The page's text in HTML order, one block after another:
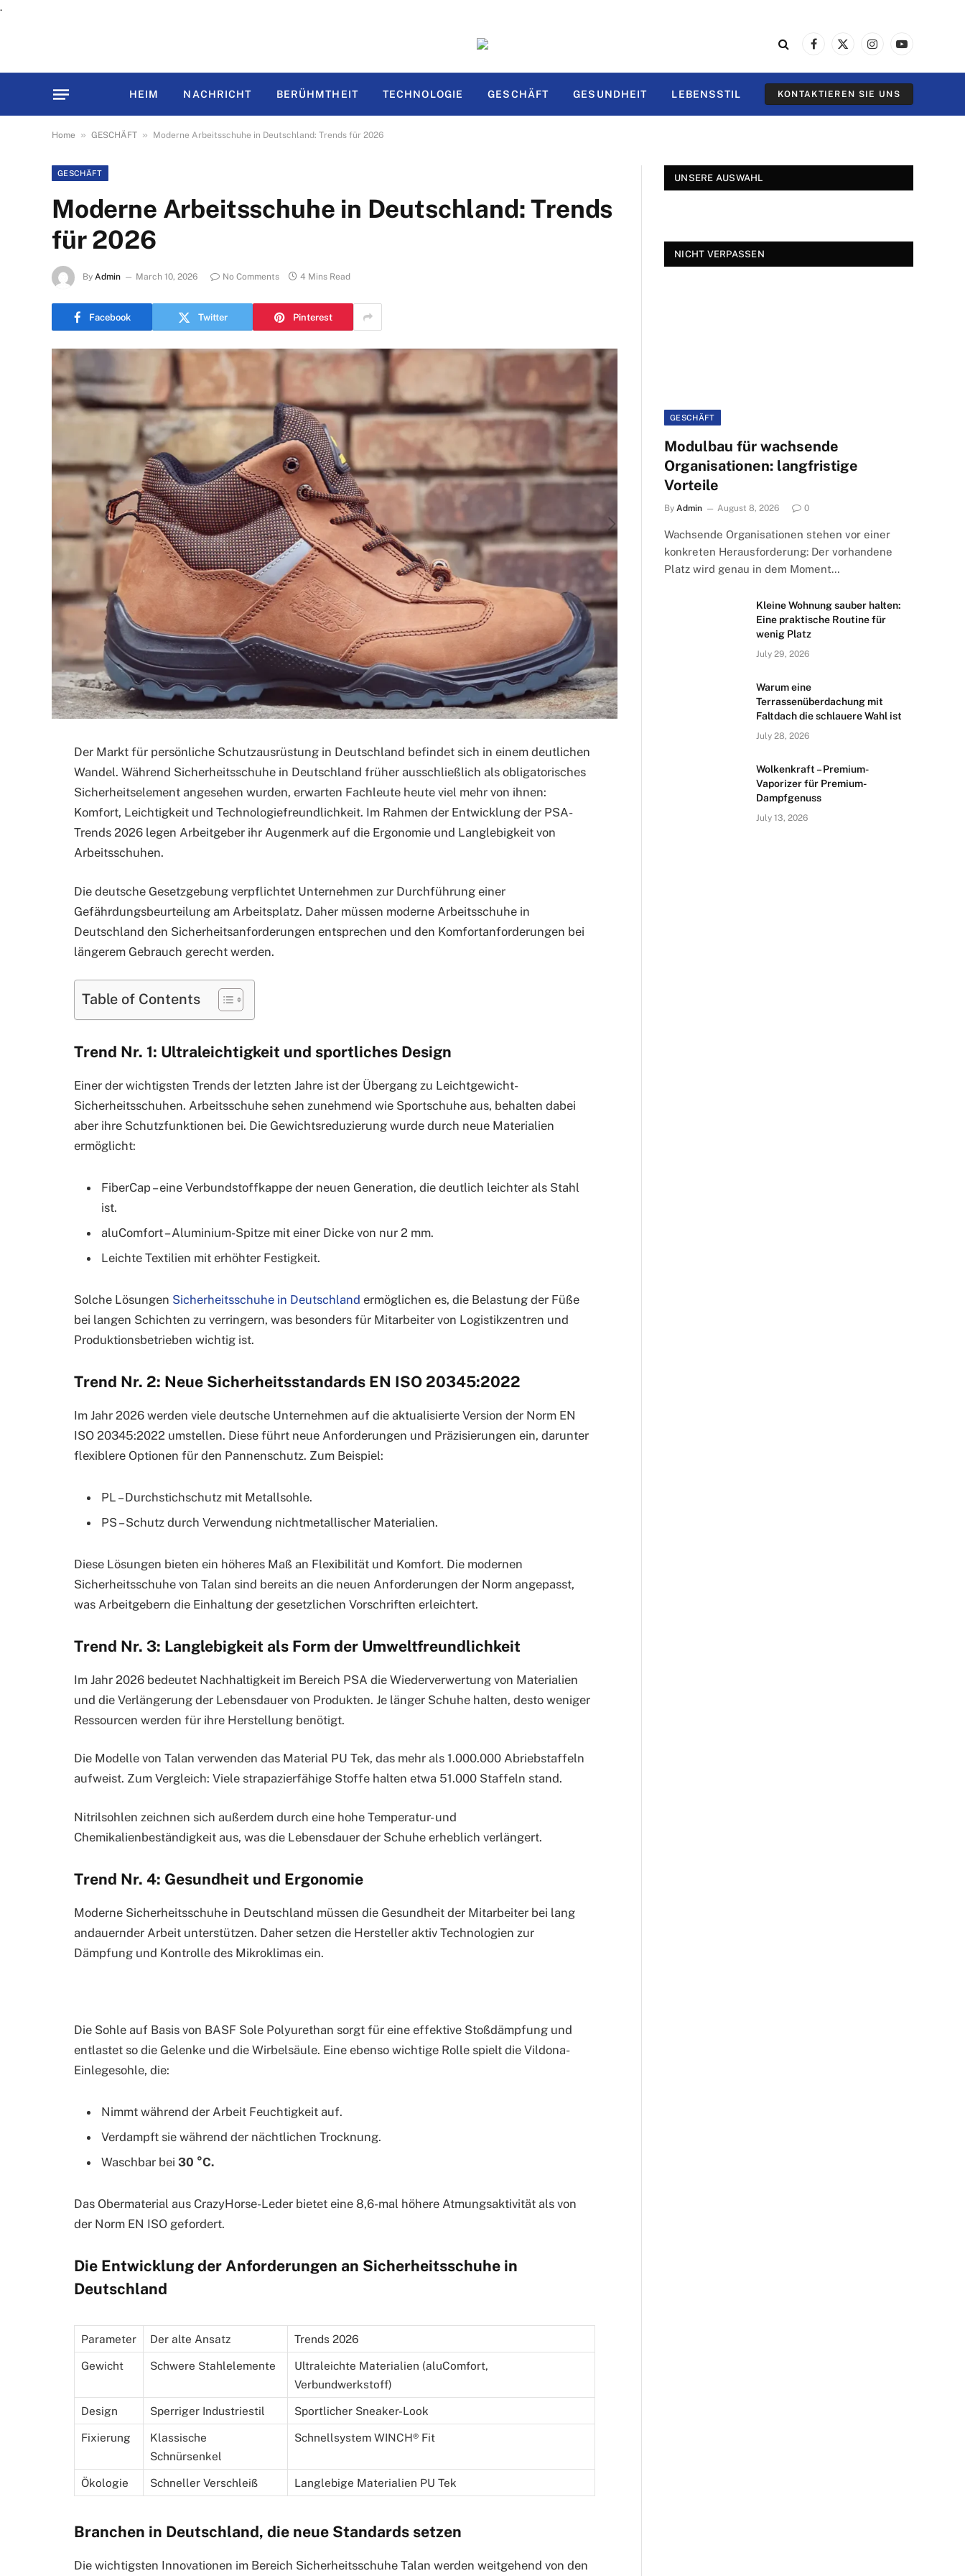
.
Facebook
X
InstagramYouTube
HEIM NACHRICHT BERÜHMTHEIT TECHNOLOGIE GESCHÄFT GESUNDHEIT LEBENSSTIL KONTAKTIEREN SIE UNS
Home » GESCHÄFT » Moderne Arbeitsschuhe in Deutschland: Trends für 2026
GESCHÄFT
Moderne Arbeitsschuhe in Deutschland: Trends
für 2026
By Admin March 10, 2026 No Comments 4 Mins Read
Facebook Twitter Pinterest
Der Markt für persönliche Schutzausrüstung in Deutschland befindet sich in einem deutlichen
Wandel. Während Sicherheitsschuhe in Deutschland früher ausschließlich als obligatorisches
Sicherheitselement angesehen wurden, erwarten Fachleute heute viel mehr von ihnen:
Komfort, Leichtigkeit und Technologiefreundlichkeit. Im Rahmen der Entwicklung der PSA-
Trends 2026 legen Arbeitgeber ihr Augenmerk auf die Ergonomie und Langlebigkeit von
Arbeitsschuhen.
Die deutsche Gesetzgebung verpflichtet Unternehmen zur Durchführung einer
Gefährdungsbeurteilung am Arbeitsplatz. Daher müssen moderne Arbeitsschuhe in
Deutschland den Sicherheitsanforderungen entsprechen und den Komfortanforderungen bei
längerem Gebrauch gerecht werden.
Table of Contents
Trend Nr. 1: Ultraleichtigkeit und sportliches Design
Einer der wichtigsten Trends der letzten Jahre ist der Übergang zu Leichtgewicht-
Sicherheitsschuhen. Arbeitsschuhe sehen zunehmend wie Sportschuhe aus, behalten dabei
aber ihre Schutzfunktionen bei. Die Gewichtsreduzierung wurde durch neue Materialien
ermöglicht:
FiberCap – eine Verbundstoffkappe der neuen Generation, die deutlich leichter als Stahl
ist.
aluComfort – Aluminium-Spitze mit einer Dicke von nur 2 mm.
Leichte Textilien mit erhöhter Festigkeit.
Solche Lösungen Sicherheitsschuhe in Deutschland ermöglichen es, die Belastung der Füße
bei langen Schichten zu verringern, was besonders für Mitarbeiter von Logistikzentren und
Produktionsbetrieben wichtig ist.
Trend Nr. 2: Neue Sicherheitsstandards EN ISO 20345:2022
Im Jahr 2026 werden viele deutsche Unternehmen auf die aktualisierte Version der Norm EN
ISO 20345:2022 umstellen. Diese führt neue Anforderungen und Präzisierungen ein, darunter
flexiblere Optionen für den Pannenschutz. Zum Beispiel:
PL – Durchstichschutz mit Metallsohle.
PS – Schutz durch Verwendung nichtmetallischer Materialien.
Diese Lösungen bieten ein höheres Maß an Flexibilität und Komfort. Die modernen
Sicherheitsschuhe von Talan sind bereits an die neuen Anforderungen der Norm angepasst,
was Arbeitgebern die Einhaltung der gesetzlichen Vorschriften erleichtert.
Trend Nr. 3: Langlebigkeit als Form der Umweltfreundlichkeit
Im Jahr 2026 bedeutet Nachhaltigkeit im Bereich PSA die Wiederverwertung von Materialien
und die Verlängerung der Lebensdauer von Produkten. Je länger Schuhe halten, desto weniger
Ressourcen werden für ihre Herstellung benötigt.
Die Modelle von Talan verwenden das Material PU Tek, das mehr als 1.000.000 Abriebstaffeln
aufweist. Zum Vergleich: Viele strapazierfähige Stoffe halten etwa 51.000 Staffeln stand.
Nitrilsohlen zeichnen sich außerdem durch eine hohe Temperatur- und
Chemikalienbeständigkeit aus, was die Lebensdauer der Schuhe erheblich verlängert.
Trend Nr. 4: Gesundheit und Ergonomie
Moderne Sicherheitsschuhe in Deutschland müssen die Gesundheit der Mitarbeiter bei lang
andauernder Arbeit unterstützen. Daher setzen die Hersteller aktiv Technologien zur
Dämpfung und Kontrolle des Mikroklimas ein.
Die Sohle auf Basis von BASF Sole Polyurethan sorgt für eine effektive Stoßdämpfung und
entlastet so die Gelenke und die Wirbelsäule. Eine ebenso wichtige Rolle spielt die Vildona-
Einlegesohle, die:
Nimmt während der Arbeit Feuchtigkeit auf.
Verdampft sie während der nächtlichen Trocknung.
Waschbar bei 30 °C.
Das Obermaterial aus CrazyHorse-Leder bietet eine 8,6-mal höhere Atmungsaktivität als von
der Norm EN ISO gefordert.
Die Entwicklung der Anforderungen an Sicherheitsschuhe in
Deutschland
Parameter Der alte Ansatz Trends 2026
Gewicht Schwere Stahlelemente
Ultraleichte Materialien (aluComfort,
Verbundwerkstoff)
Design Sperriger Industriestil Sportlicher Sneaker-Look
Fixierung
Klassische
Schnürsenkel
Schnellsystem WINCH® Fit
Ökologie Schneller Verschleiß Langlebige Materialien PU Tek
Branchen in Deutschland, die neue Standards setzen
Die wichtigsten Innovationen im Bereich Sicherheitsschuhe Talan werden weitgehend von den
UNSERE AUSWAHL
NICHT VERPASSEN
GESCHÄFT
Modulbau für wachsende
Organisationen: langfristige
Vorteile
By Admin August 8, 2026 0
Wachsende Organisationen stehen vor einer
konkreten Herausforderung: Der vorhandene
Platz wird genau in dem Moment…
Kleine Wohnung sauber halten:
Eine praktische Routine für
wenig Platz
July 29, 2026
Warum eine
Terrassenüberdachung mit
Faltdach die schlauere Wahl ist
July 28, 2026
Wolkenkraft – Premium-
Vaporizer für Premium-
Dampfgenuss
July 13, 2026